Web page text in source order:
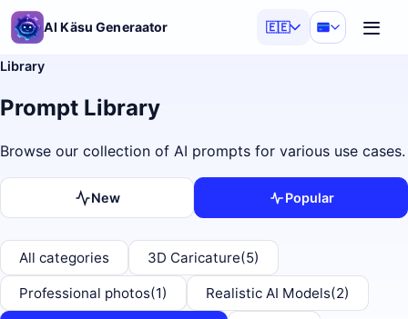
AI Käsu Generaator 🇪🇪
Library
Prompt Library
Browse our collection of AI prompts for various use cases.
New Popular
All categories 3D Caricature(5)
Professional photos(1) Realistic AI Models(2)